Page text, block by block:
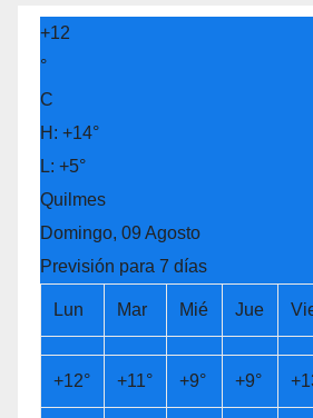
+12
°
C
H: +14°
L: +5°
Quilmes
Domingo, 09 Agosto
Previsión para 7 días
Lun Mar Mié Jue
+12° +11° +9° +9° +